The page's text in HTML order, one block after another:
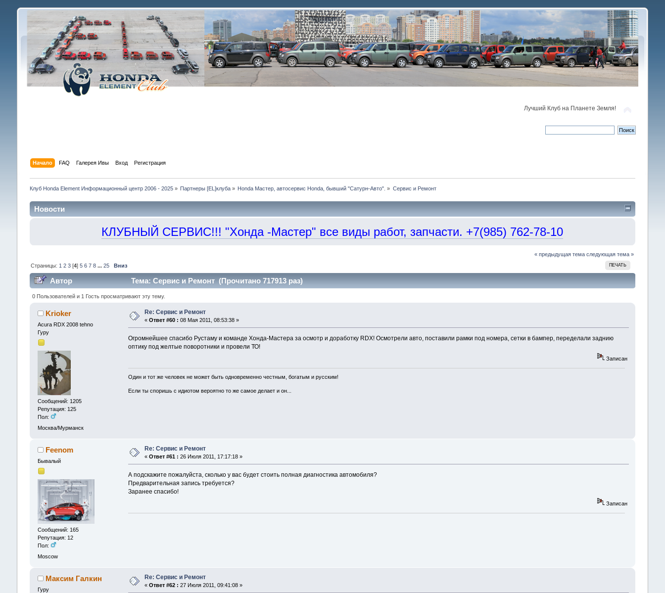
Лучший Клуб на Планете Земля!
Начало FAQ Галерея Ивы Вход Регистрация
Клуб Honda Element Информационный центр 2006 - 2025» Партнеры [EL]клуба » Honda Мастер, автосервис Honda, бывший "Сатурн-Авто". » Сервис и Ремонт
Новости
КЛУБНЫЙ СЕРВИС!!! "Хонда -Мастер" все виды работ, запчасти. +7(985) 762-78-10
« предыдущая тема следующая тема »
ПЕЧАТЬ
Страницы: 1 2 3[4] 5 6 7 8 ... 25 Вниз
Автор Тема: Сервис и Ремонт (Прочитано 717913 раз)
0 Пользователей и 1 Гость просматривают эту тему.
Krioker
Acura RDX 2008 tehno
Гуру
Сообщений: 1205
Репутация: 125
Пол:
Москва/Мурманск
Re: Сервис и Ремонт
« Ответ #60 : 08 Мая 2011, 08:53:38 »
Огромнейшее спасибо Рустаму и команде Хонда-Мастера за осмотр и доработку RDX! Осмотрели авто, поставили рамки под номера, сетки в бампер, переделали заднию
оптику под желтые поворотники и провели ТО!
Записан
Один и тот же человек не может быть одновременно честным, богатым и русским!
Если ты споришь с идиотом вероятно то же самое делает и он...
Feenom
Бывалый
Сообщений: 165
Репутация: 12
Пол:
Moscow
Re: Сервис и Ремонт
« Ответ #61 : 26 Июля 2011, 17:17:18 »
А подскажите пожалуйста, сколько у вас будет стоить полная диагностика автомобиля?
Предварительная запись требуется?
Заранее спасибо!
Записан
Максим Галкин
Гуру
Re: Сервис и Ремонт
« Ответ #62 : 27 Июля 2011, 09:41:08 »